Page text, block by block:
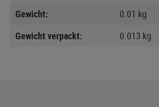
Gewicht:
0.01 kg
Gewicht verpackt:
0.013 kg